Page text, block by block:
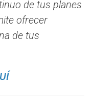
las aseguradoras
las primas debido a
bajo la Ley de
está prohibido. Esto
rechazado o pagar
médicas
de tus planes
ofrecer
de tus